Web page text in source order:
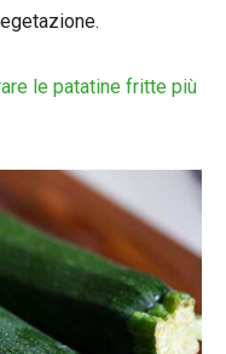
le patatine fritte più